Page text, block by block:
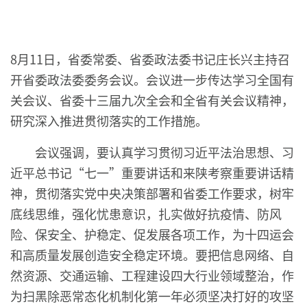
8月11日，省委常委、省委政法委书记庄长兴主持召
开省委政法委委务会议。会议进一步传达学习全国有
关会议、省委十三届九次全会和全省有关会议精神，
研究深入推进贯彻落实的工作措施。
会议强调，要认真学习贯彻习近平法治思想、习
近平总书记“七一”重要讲话和来陕考察重要讲话精
神，贯彻落实党中央决策部署和省委工作要求，树牢
底线思维，强化忧患意识，扎实做好抗疫情、防风
险、保安全、护稳定、促发展各项工作，为十四运会
和高质量发展创造安全稳定环境。要把信息网络、自
然资源、交通运输、工程建设四大行业领域整治，作
为扫黑除恶常态化机制化第一年必须坚决打好的攻坚